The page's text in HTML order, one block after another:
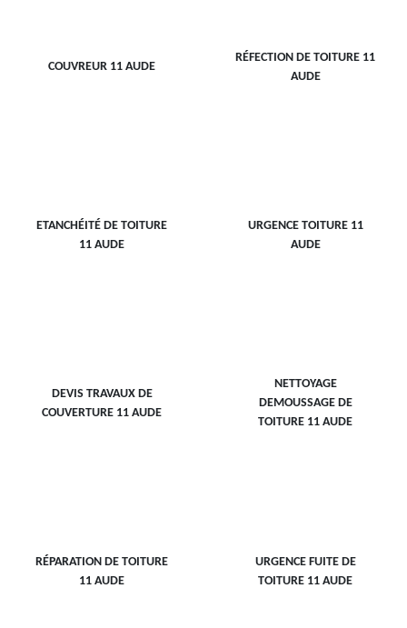
COUVREUR 11 AUDE
RÉFECTION DE TOITURE 11
AUDE
ETANCHÉITÉ DE TOITURE
11 AUDE
URGENCE TOITURE 11
AUDE
DEVIS TRAVAUX DE
COUVERTURE 11 AUDE
NETTOYAGE
DEMOUSSAGE DE
TOITURE 11 AUDE
RÉPARATION DE TOITURE
11 AUDE
URGENCE FUITE DE
TOITURE 11 AUDE